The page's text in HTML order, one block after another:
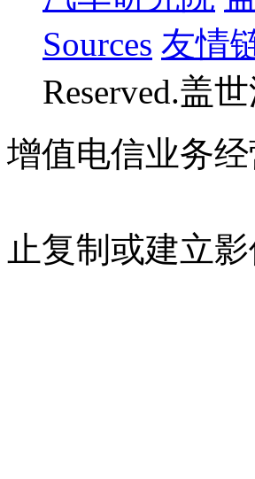
Sources 友情
Reserved.盖
增值电信业务
止复制或建立